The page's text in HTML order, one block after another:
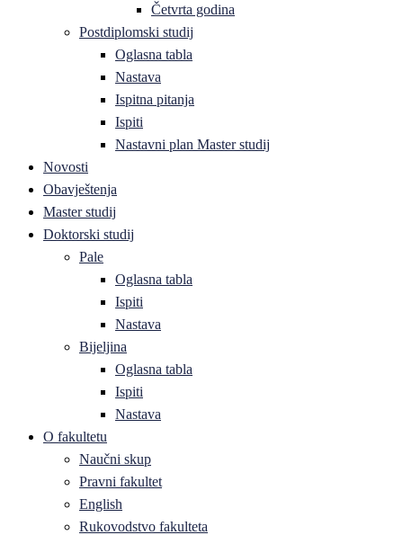
Četvrta godina
Postdiplomski studij
Oglasna tabla
Nastava
Ispitna pitanja
Ispiti
Nastavni plan Master studij
Novosti
Obavještenja
Master studij
Doktorski studij
Pale
Oglasna tabla
Ispiti
Nastava
Bijeljina
Oglasna tabla
Ispiti
Nastava
O fakultetu
Naučni skup
Pravni fakultet
English
Rukovodstvo fakulteta